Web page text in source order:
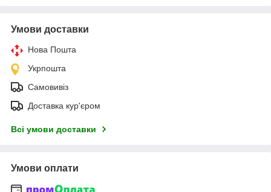
Умови доставки
Нова Пошта
Укрпошта
Самовивіз
Доставка кур'єром
Всі умови доставки
Умови оплати